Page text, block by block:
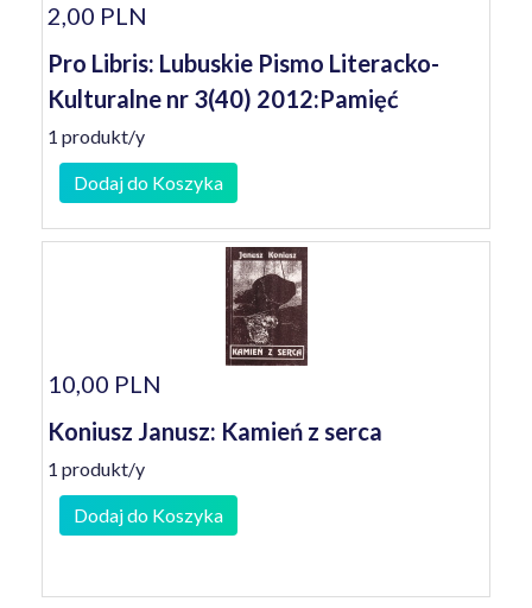
2,00 PLN
Pro Libris: Lubuskie Pismo Literacko-
Kulturalne nr 3(40) 2012:Pamięć
1 produkt/y
Dodaj do Koszyka
10,00 PLN
Koniusz Janusz: Kamień z serca
1 produkt/y
Dodaj do Koszyka